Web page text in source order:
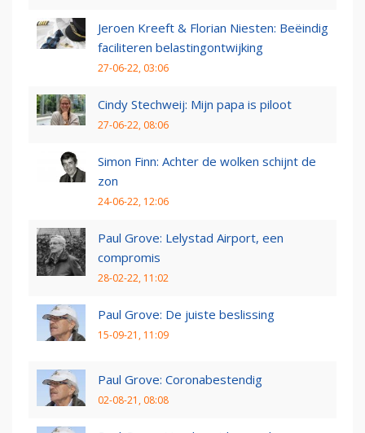
Jeroen Kreeft & Florian Niesten: Beëindig
faciliteren belastingontwijking
27-06-22, 03:06
Cindy Stechweij: Mijn papa is piloot
27-06-22, 08:06
Simon Finn: Achter de wolken schijnt de
zon
24-06-22, 12:06
Paul Grove: Lelystad Airport, een
compromis
28-02-22, 11:02
Paul Grove: De juiste beslissing
15-09-21, 11:09
Paul Grove: Coronabestendig
02-08-21, 08:08